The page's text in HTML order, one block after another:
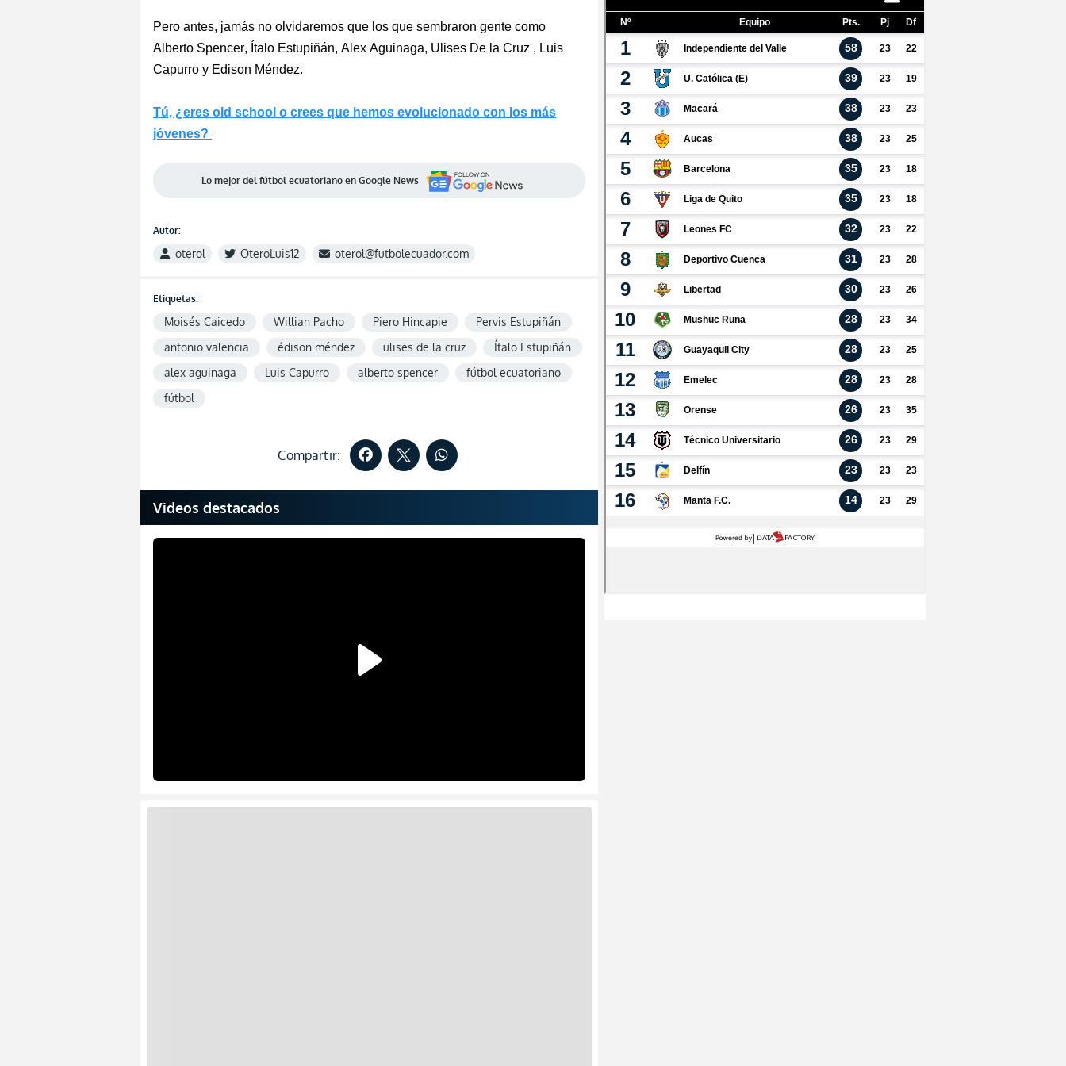
Pero antes, jamás no olvidaremos que los que sembraron gente como
Alberto Spencer, Ítalo Estupiñán, Alex Aguinaga, Ulises De la Cruz , Luis
Capurro y Edison Méndez.
Tú, ¿eres old school o crees que hemos evolucionado con los más
jóvenes?
Lo mejor del fútbol ecuatoriano en Google News
Autor:
oterol OteroLuis12 oterol@futbolecuador.com
Etiquetas:
Moisés Caicedo Willian Pacho Piero Hincapie
Pervis Estupiñán
antonio valencia
édison méndez ulises de la cruz
Ítalo Estupiñán
alex aguinaga
Luis Capurro alberto spencer
fútbol ecuatoriano
fútbol
Compartir:
Videos destacados